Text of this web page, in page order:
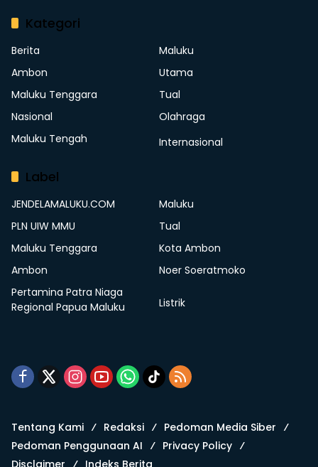
Kategori
Berita
Maluku
Ambon
Utama
Maluku Tenggara
Tual
Nasional
Olahraga
Maluku Tengah
Internasional
Label
JENDELAMALUKU.COM
Maluku
PLN UIW MMU
Tual
Maluku Tenggara
Kota Ambon
Ambon
Noer Soeratmoko
Pertamina Patra Niaga
Regional Papua Maluku
Listrik
Tentang Kami Redaksi
Pedoman Media Siber
Pedoman Penggunaan AI
Privacy Policy
Disclaimer
Indeks Berita